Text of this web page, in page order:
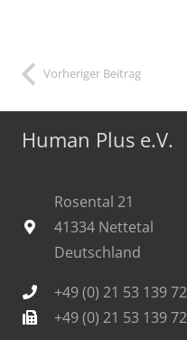
Vorheriger Beitrag
Human Plus e.V.
Rosental 21
41334 Nettetal
Deutschland
+49 (0) 21 53 139
+49 (0) 21 53 139